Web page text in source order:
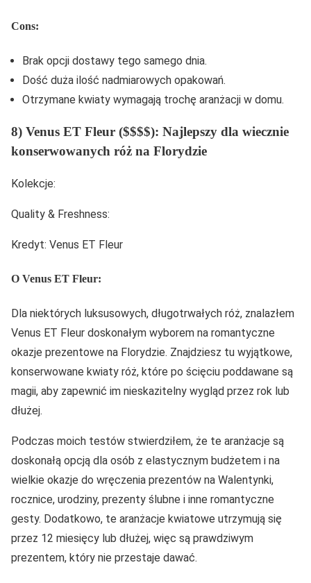
Cons:
Brak opcji dostawy tego samego dnia.
Dość duża ilość nadmiarowych opakowań.
Otrzymane kwiaty wymagają trochę aranżacji w domu.
8) Venus ET Fleur ($$$$): Najlepszy dla wiecznie
konserwowanych róż na Florydzie
Kolekcje:
Quality & Freshness:
Kredyt: Venus ET Fleur
O Venus ET Fleur:
Dla niektórych luksusowych, długotrwałych róż, znalazłem
Venus ET Fleur doskonałym wyborem na romantyczne
okazje prezentowe na Florydzie. Znajdziesz tu wyjątkowe,
konserwowane kwiaty róż, które po ścięciu poddawane są
magii, aby zapewnić im nieskazitelny wygląd przez rok lub
dłużej.
Podczas moich testów stwierdziłem, że te aranżacje są
doskonałą opcją dla osób z elastycznym budżetem i na
wielkie okazje do wręczenia prezentów na Walentynki,
rocznice, urodziny, prezenty ślubne i inne romantyczne
gesty. Dodatkowo, te aranżacje kwiatowe utrzymują się
przez 12 miesięcy lub dłużej, więc są prawdziwym
prezentem, który nie przestaje dawać.